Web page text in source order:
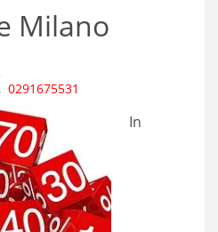
Milano
0291675531
In